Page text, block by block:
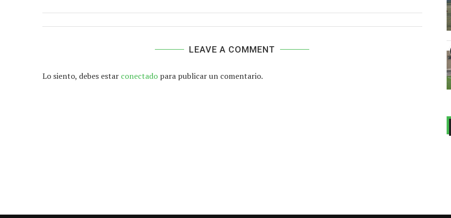
LEAVE A COMMENT
Lo siento, debes estar conectado para publicar un comentario.